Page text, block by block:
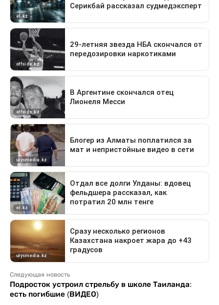
Следующая новость
Подросток устроил стрельбу в школе Таиланда:
есть погибшие (ВИДЕО)